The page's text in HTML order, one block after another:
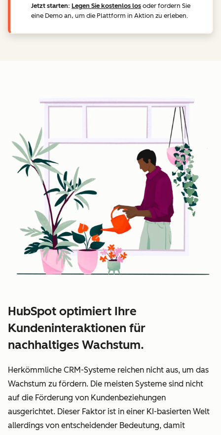
Jetzt starten: Legen Sie kostenlos los oder fordern Sie
eine Demo an, um die Plattform in Aktion zu erleben.
HubSpot optimiert Ihre
Kundeninteraktionen für
nachhaltiges Wachstum.
Herkömmliche CRM-Systeme reichen nicht aus, um das
Wachstum zu fördern. Die meisten Systeme sind nicht
auf die Förderung von Kundenbeziehungen
ausgerichtet. Dieser Faktor ist in einer KI-basierten Welt
allerdings von entscheidender Bedeutung, damit